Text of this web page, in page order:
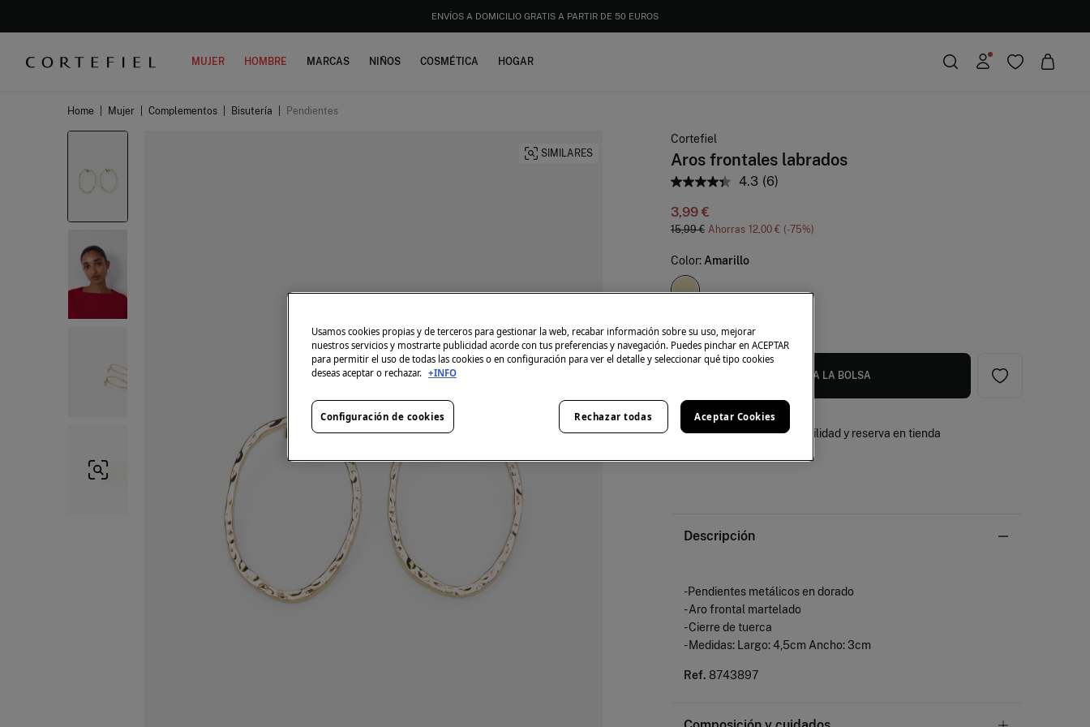
DESCARGA TU APP Y CONSIGUE UN 10% EXTRA DE DESCUENTO. CÓDIGO: APP10
MUJER HOMBRE MARCAS NIÑOS COSMÉTICA HOGAR
Home Mujer Complementos Bisutería Pendientes
SIMILARES
Cortefiel
Aros frontales labrados
4.3 (6)
3,99 €
15,99 € Ahorras 12,00 € 75
Color: Amarillo
Talla: U
AÑADIR A LA BOLSA
Disponibilidad y reserva en tienda
Descripción
-Pendientes metálicos en dorado
- Aro frontal martelado
- Cierre de tuerca
- Medidas: Largo: 4,5cm Ancho: 3cm
Ref. 8743897
Usamos cookies propias y de terceros para gestionar la web, recabar información sobre su uso, mejorar
nuestros servicios y mostrarte publicidad acorde con tus preferencias y navegación. Puedes pinchar en ACEPTAR
para permitir el uso de todas las cookies o en configuración para ver el detalle y seleccionar qué tipo cookies
deseas aceptar o rechazar. +INFO
Rechazar todas Aceptar Cookies
Configuración de cookies